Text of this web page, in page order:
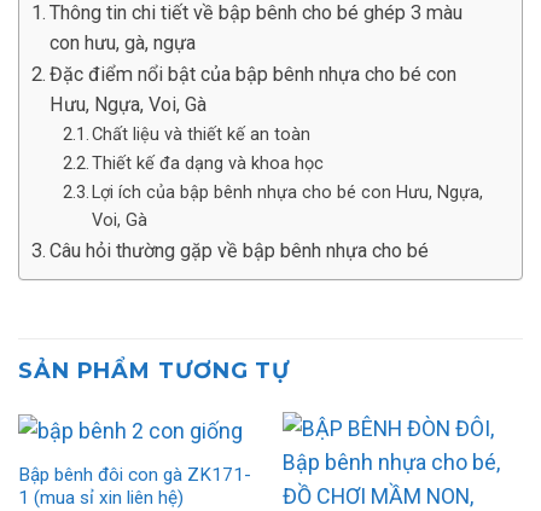
Thông tin chi tiết về bập bênh cho bé ghép 3 màu
con hưu, gà, ngựa
Đặc điểm nổi bật của bập bênh nhựa cho bé con
Hưu, Ngựa, Voi, Gà
Chất liệu và thiết kế an toàn
Thiết kế đa dạng và khoa học
Lợi ích của bập bênh nhựa cho bé con Hưu, Ngựa,
Voi, Gà
Câu hỏi thường gặp về bập bênh nhựa cho bé
SẢN PHẨM TƯƠNG TỰ
Bập bênh đôi con gà ZK171-
1 (mua sỉ xin liên hệ)